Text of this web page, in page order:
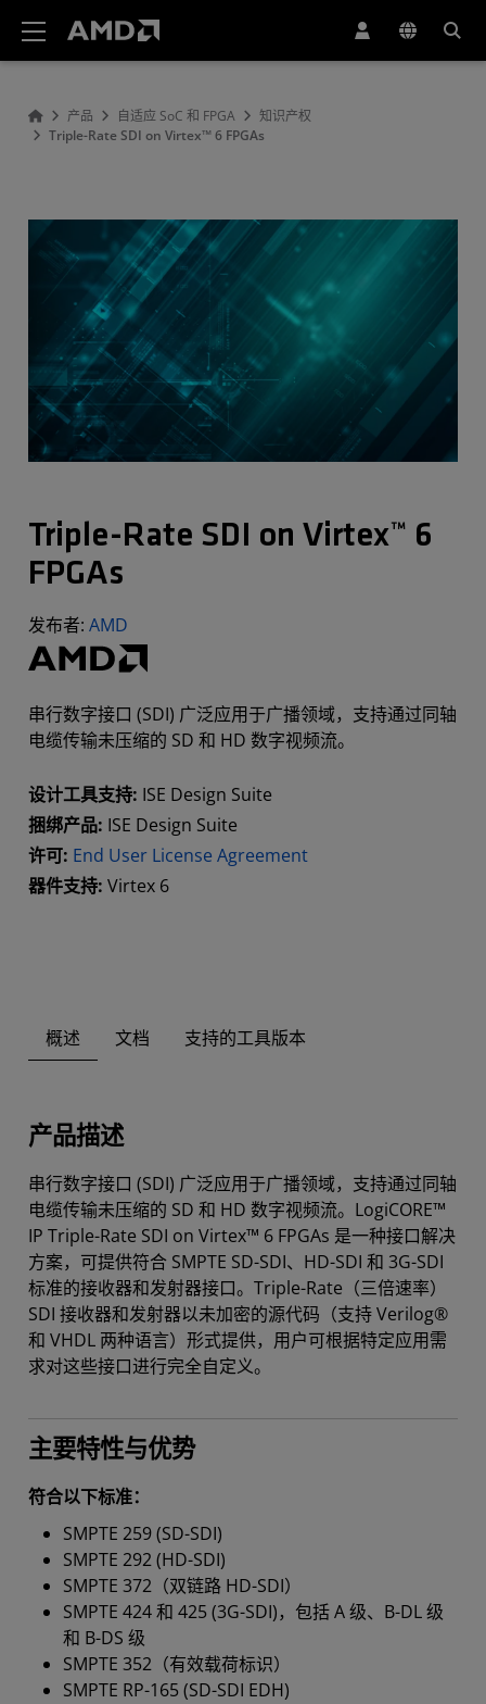
产品 自适应 SoC 和 FPGA
知识产权
Triple-Rate SDI on Virtex™ 6 FPGAs
Triple-Rate SDI on Virtex™ 6
FPGAs
发布者: AMD
串行数字接口 (SDI) 广泛应用于广播领域，支持通过同轴
电缆传输未压缩的 SD 和 HD 数字视频流。
设计工具支持: ISE Design Suite
捆绑产品: ISE Design Suite
许可: End User License Agreement
器件支持: Virtex 6
概述 文档 支持的工具版本
产品描述
串行数字接口 (SDI) 广泛应用于广播领域，支持通过同轴
电缆传输未压缩的 SD 和 HD 数字视频流。LogiCORE™
IP Triple-Rate SDI on Virtex™ 6 FPGAs 是一种接口解决
方案，可提供符合 SMPTE SD-SDI、HD-SDI 和 3G-SDI
标准的接收器和发射器接口。Triple-Rate（三倍速率）
SDI 接收器和发射器以未加密的源代码（支持 Verilog®
和 VHDL 两种语言）形式提供，用户可根据特定应用需
求对这些接口进行完全自定义。
主要特性与优势
符合以下标准：
SMPTE 259 (SD-SDI)
SMPTE 292 (HD-SDI)
SMPTE 372（双链路 HD-SDI）
SMPTE 424 和 425 (3G-SDI)，包括 A 级、B-DL 级
和 B-DS 级
SMPTE 352（有效载荷标识）
SMPTE RP-165 (SD-SDI EDH)